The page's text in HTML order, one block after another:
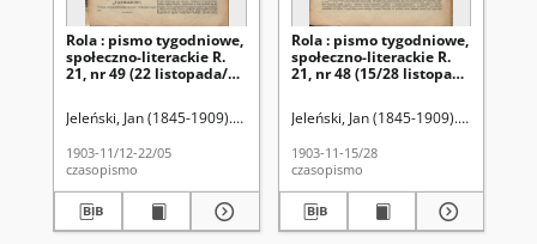
Rola : pismo tygodniowe,
społeczno-literackie R.
21, nr 49 (22 listopada/5
Jeleński, Jan (1845-1909). Red.
1903-11/12-22/05
czasopismo
Rola : pismo tygodniowe,
społeczno-literackie R.
21, nr 48 (15/28 listopada
Jeleński, Jan (1845-1909). Red.
1903-11-15/28
czasopismo